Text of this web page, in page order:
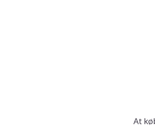
At